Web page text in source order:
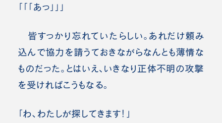
「「「あっ」」」
皆すっかり忘れていたらしい。あれだけ頼み
込んで協力を請うておきながらなんとも薄情な
ものだった。とはいえ、いきなり正体不明の攻撃
を受ければこうもなる。
「わ、わたしが探してきます！」